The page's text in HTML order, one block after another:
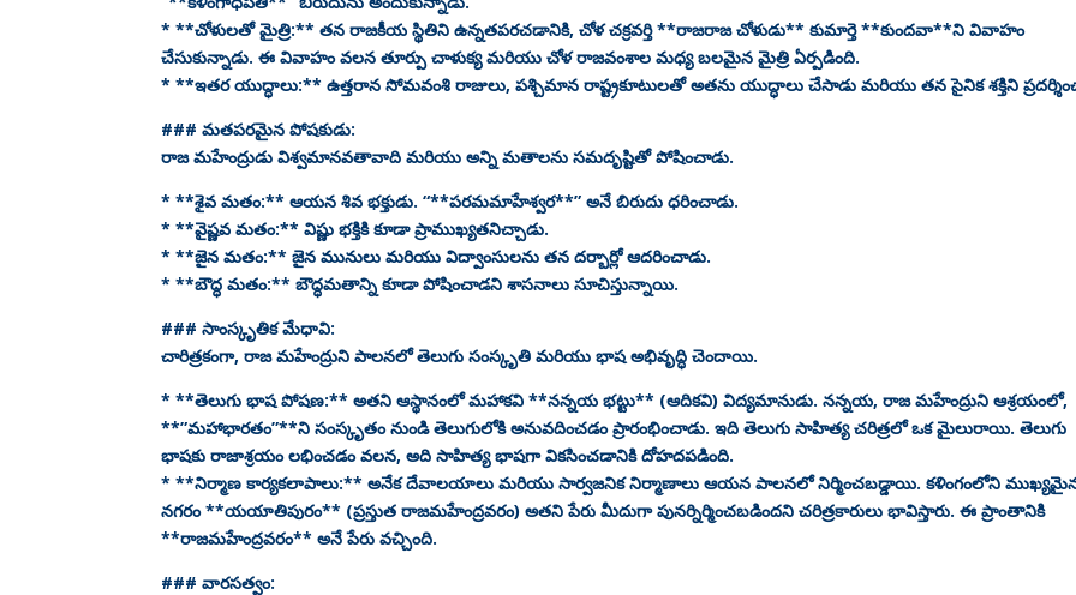
* **చోళులతో మైత్రి:** తన రాజకీయ స్థితిని ఉన్నతపరచడానికి, చోళ చక్రవర్తి **రాజరాజ చోళుడు** కుమార్తె **కుందవా**ని వివాహం
చేసుకున్నాడు. ఈ వివాహం వలన తూర్పు చాళుక్య మరియు చోళ రాజవంశాల మధ్య బలమైన మైత్రి ఏర్పడింది.
* **ఇతర యుద్ధాలు:** ఉత్తరాన సోమవంశి రాజులు, పశ్చిమాన రాష్ట్రకూటులతో అతను యుద్ధాలు చేసాడు మరియు తన సైనిక శక్తిని
### మతపరమైన పోషకుడు:
రాజ మహేంద్రుడు విశ్వమానవతావాది మరియు అన్ని మతాలను సమదృష్టితో పోషించాడు.
* **శైవ మతం:** ఆయన శివ భక్తుడు. “**పరమమాహేశ్వర**” అనే బిరుదు ధరించాడు.
* **వైష్ణవ మతం:** విష్ణు భక్తికి కూడా ప్రాముఖ్యతనిచ్చాడు.
* **జైన మతం:** జైన మునులు మరియు విద్వాంసులను తన దర్బార్లో ఆదరించాడు.
* **బౌద్ధ మతం:** బౌద్ధమతాన్ని కూడా పోషించాడని శాసనాలు సూచిస్తున్నాయి.
### సాంస్కృతిక మేధావి:
చారిత్రకంగా, రాజ మహేంద్రుని పాలనలో తెలుగు సంస్కృతి మరియు భాష అభివృద్ధి చెందాయి.
* **తెలుగు భాష పోషణ:** అతని ఆస్థానంలో మహాకవి **నన్నయ భట్టు** (ఆదికవి) విద్యమానుడు. నన్నయ, రాజ మహేంద్రుని ఆశ్రయంలో,
**”మహాభారతం”**ని సంస్కృతం నుండి తెలుగులోకి అనువదించడం ప్రారంభించాడు. ఇది తెలుగు సాహిత్య చరిత్రలో ఒక మైలురాయి. తెలుగు
భాషకు రాజాశ్రయం లభించడం వలన, అది సాహిత్య భాషగా వికసించడానికి దోహదపడింది.
* **నిర్మాణ కార్యకలాపాలు:** అనేక దేవాలయాలు మరియు సార్వజనిక నిర్మాణాలు ఆయన పాలనలో నిర్మించబడ్డాయి. కళింగంలోని
నగరం **యయాతిపురం** (ప్రస్తుత రాజమహేంద్రవరం) అతని పేరు మీదుగా పునర్నిర్మించబడిందని చరిత్రకారులు భావిస్తారు. ఈ ప్రాంతానికి
**రాజమహేంద్రవరం** అనే పేరు వచ్చింది.
### వారసత్వం: